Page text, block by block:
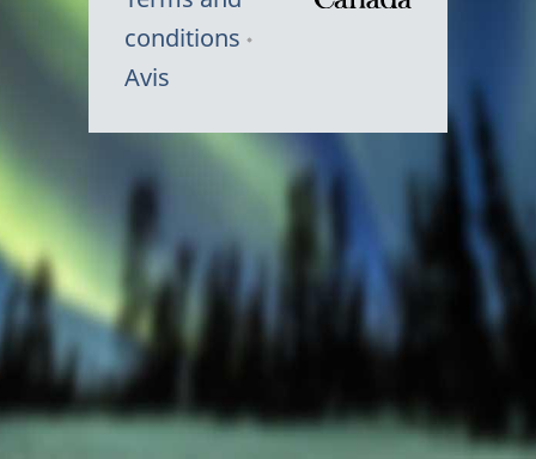
conditions
Avis
Canada